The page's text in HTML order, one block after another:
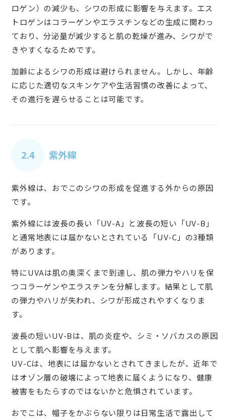
ロゲン）の減少も、シワの形成に影響を与えます。エス
トロゲンはコラーゲンやエラスチンなどの生成に関わっ
ており、分泌量が減少すると肌の乾燥が進み、シワがで
きやすくなるためです。
加齢によるシワの形成は避けられません。しかし、年齢
に応じた適切なスキンケアや生活習慣の改善によって、
その進行を遅らせることは可能です。
2.4 紫外線
紫外線は、おでこのシワの形成を促進する外からの原因
です。
紫外線には波長の長い「UV-A」と波長の短い「UV-B」
と通常地表には届かないとされている「UV-C」の3種類
があります。
特にUVAは肌の奥深くまで到達し、肌の弾力やハリを保
つコラーゲンやエラスチンを分解します。結果として肌
の弾力やハリが失われ、シワが形成されやすくなりま
す。
波長の短いUV-Bは、肌の炎症や、シミ・ソバカスの原因
として肌へ影響を与えます。
UV-Cは、地表には届かないとされてきましたが、近年で
はオゾン層の破壊によって地表に届くようになり、健康
被害をもたらすのではないかと危惧されています。
おでこは、帽子をかぶらない限りは日常生活で露出して